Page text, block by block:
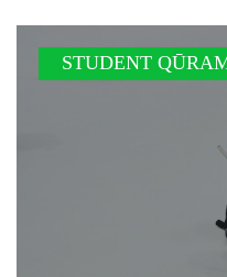
STUDENT